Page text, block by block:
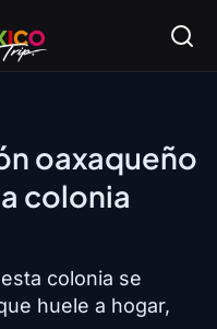
oaxaqueño
colonia
colonia se
huele a hogar,